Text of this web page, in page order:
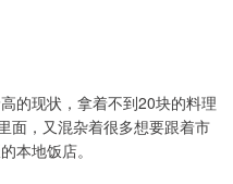
的现状，拿着不到20块的料理
面，又混杂着很多想要跟着市
本地饭店。